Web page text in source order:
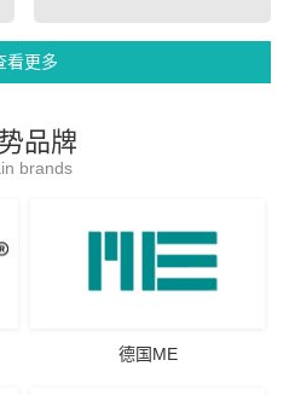
看更多
品牌
brands
德国ME